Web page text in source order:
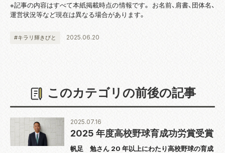
※記事の内容はすべて本紙掲載時点の情報です。 お名前、肩書、団体名、
運営状況等など現在は異なる場合があります。
#キラリ輝きびと 2025.06.20
このカテゴリの前後の記事
2025 年度高校野球育成功労賞受賞
帆足 勉さん 20 年以上にわたり高校野球の育成
2025.07.16